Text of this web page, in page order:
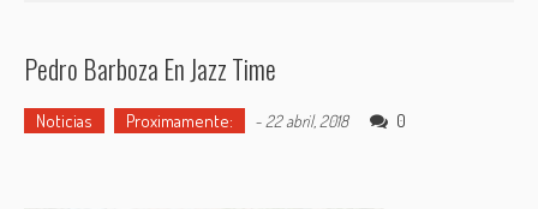
Pedro Barboza En Jazz Time
Noticias Proximamente: - 22 abril, 2018 0